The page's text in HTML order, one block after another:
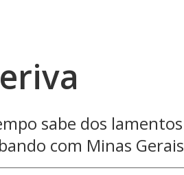
sabe dos lamentos
com Minas Gerais